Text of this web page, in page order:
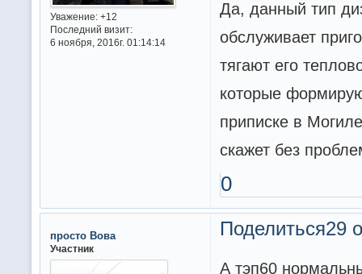
Уважение: +12
Последний визит:
6 ноября, 2016г. 01:14:14
Да, данный тип
обслуживает
тягают его
которые
приписке в
скажет без
0
Поделиться29
просто Вова
Участник
А тэп60